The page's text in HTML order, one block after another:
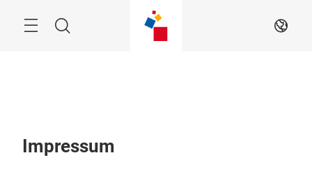
Suche DE
Impressum